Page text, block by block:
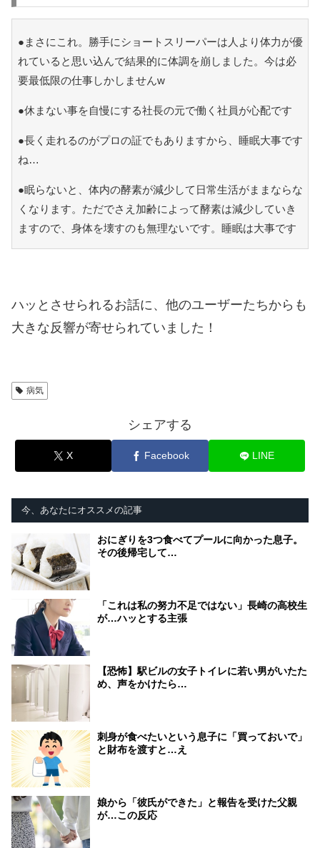
●まさにこれ。勝手にショートスリーパーは人より体力が優
れていると思い込んで結果的に体調を崩しました。今は必
要最低限の仕事しかしませんw
●休まない事を自慢にする社長の元で働く社員が心配です
●長く走れるのがプロの証でもありますから、睡眠大事です
ね…
●眠らないと、体内の酵素が減少して日常生活がままならな
くなります。ただでさえ加齢によって酵素は減少していき
ますので、身体を壊すのも無理ないです。睡眠は大事です
ハッとさせられるお話に、他のユーザーたちからも
大きな反響が寄せられていました！
病気
シェアする
X Facebook LINE
今、あなたにオススメの記事
おにぎりを3つ食べてプールに向かった息子。
その後帰宅して…
「これは私の努力不足ではない」長崎の高校生
が…ハッとする主張
【恐怖】駅ビルの女子トイレに若い男がいたた
め、声をかけたら…
刺身が食べたいという息子に「買っておいで」
と財布を渡すと…え
娘から「彼氏ができた」と報告を受けた父親
が…この反応